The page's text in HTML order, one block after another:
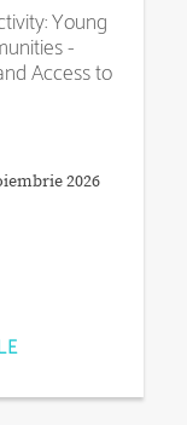
Young
-
Access to
2026